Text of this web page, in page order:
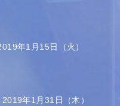
年1月15日（火）
年1月31日（木）